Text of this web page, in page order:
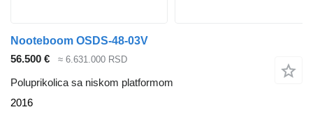
Nooteboom OSDS-48-03V
56.500 €
≈ 6.631.000 RSD
Poluprikolica sa niskom platformom
2016